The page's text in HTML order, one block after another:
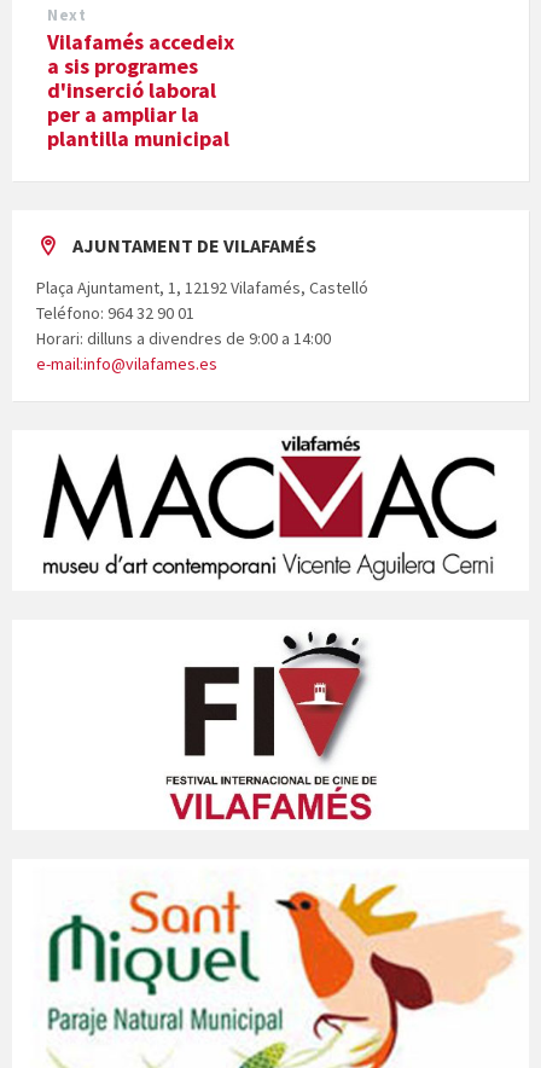
Next
Vilafamés accedeix
a sis programes
d'inserció laboral
per a ampliar la
plantilla municipal
AJUNTAMENT DE VILAFAMÉS
Plaça Ajuntament, 1, 12192 Vilafamés, Castelló
Teléfono: 964 32 90 01
Horari: dilluns a divendres de 9:00 a 14:00
e-mail:info@vilafames.es